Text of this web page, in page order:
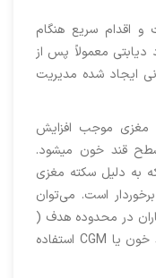
اقدام سریع هنگام
دیابتی معمولاً پس از
ایجاد شده مدیریت
مغزی موجب افزایش
قند خون میشود.
به دلیل سکته مغزی
است. می‌توان
در محدوده هدف (
طبیعی) از دستگاه مانیتورینگ قند خون یا CGM استفاده